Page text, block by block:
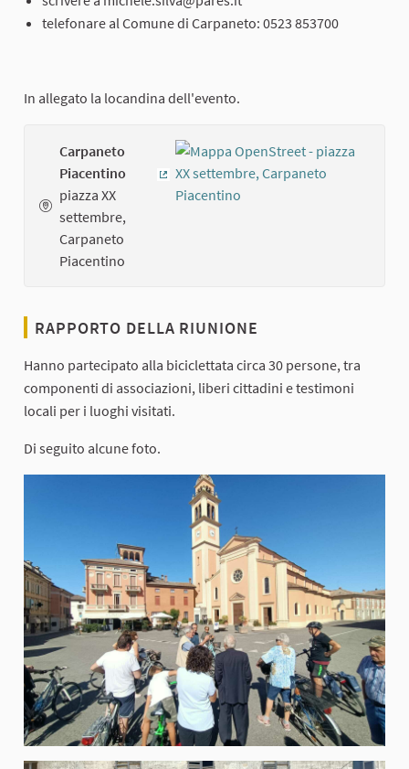
telefonare al Comune di Carpaneto: 0523 853700
In allegato la locandina dell'evento.
Carpaneto
Piacentino
piazza XX
settembre,
Carpaneto
Piacentino
(Collegamento esterno)
RAPPORTO DELLA RIUNIONE
Hanno partecipato alla biciclettata circa 30 persone, tra
componenti di associazioni, liberi cittadini e testimoni
locali per i luoghi visitati.
Di seguito alcune foto.